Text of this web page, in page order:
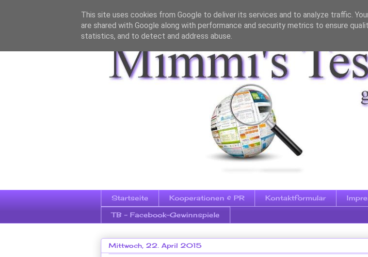
Startseite Kooperationen & PR Kontaktformular
TB - Facebook-Gewinnspiele
Mittwoch, 22. April 2015
This site uses cookies from Google to deliver its services and to analyze traffic.
are shared with Google along with performance and security metrics to ensure
statistics, and to detect and address abuse.